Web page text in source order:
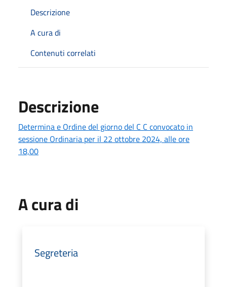
Descrizione
A cura di
Contenuti correlati
Descrizione
Determina e Ordine del giorno del C C convocato in
sessione Ordinaria per il 22 ottobre 2024, alle ore
18,00
A cura di
Segreteria